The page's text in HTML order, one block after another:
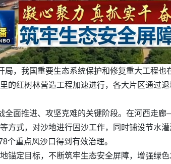
局，我国重要生态系统保护和修复重大工程
的红树林营造工程加速进行，各大片区通过
全面推进、攻坚克难的关键阶段。在河西走
方式，对沙地进行固沙工作，同时铺设节水
个重点风沙口得到有效治理。
锚定目标，不断筑牢生态安全屏障，增强绿